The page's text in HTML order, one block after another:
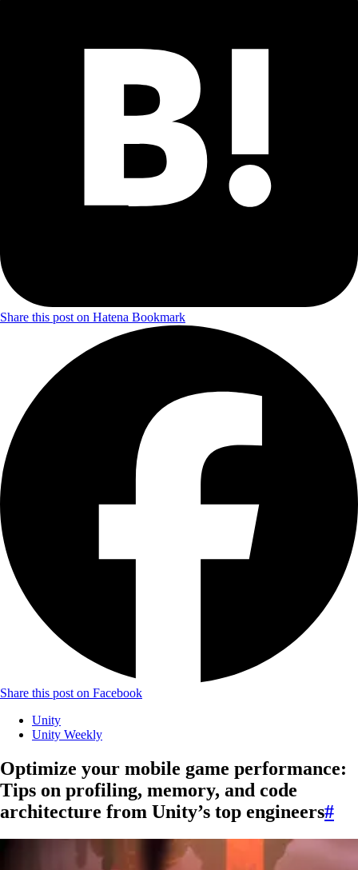
Share this post on Hatena Bookmark
Share this post on Facebook
Unity
Unity Weekly
Optimize your mobile game performance:
Tips on profiling, memory, and code
architecture from Unity’s top engineers#